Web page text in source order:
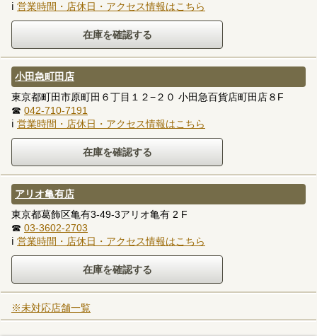
ℹ 営業時間・店休日・アクセス情報はこちら
小田急町田店
東京都町田市原町田６丁目１２−２０ 小田急百貨店町田店８F
☎ 042-710-7191
ℹ 営業時間・店休日・アクセス情報はこちら
アリオ亀有店
東京都葛飾区亀有3-49-3アリオ亀有 2 F
☎ 03-3602-2703
ℹ 営業時間・店休日・アクセス情報はこちら
※未対応店舗一覧